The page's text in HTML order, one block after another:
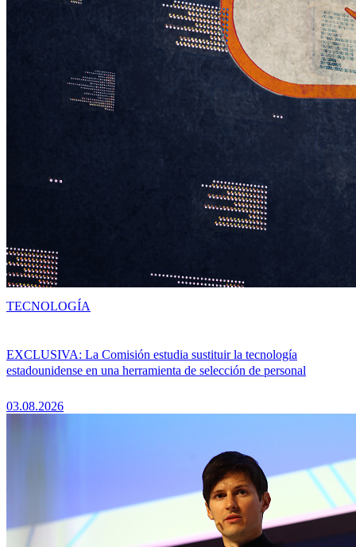
EXCLUSIVA: La Comisión estudia sustituir la tecnología
estadounidense en una herramienta de selección de personal
03.08.2026
TECNOLOGÍA